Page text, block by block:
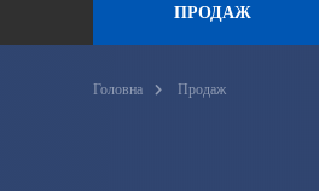
ПРОДАЖ
Головна Продаж